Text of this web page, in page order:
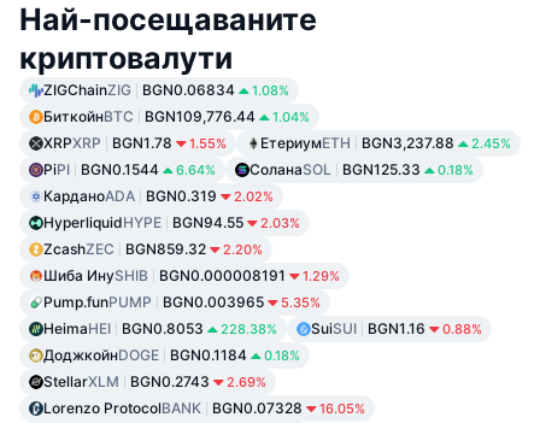
Най-посещаваните
криптовалути
ZIGChainZIG BGN0.06834 1.08%
БиткойнBTC BGN109,776.44 1.04%
XRPXRP BGN1.78 1.55% ЕтериумETH BGN3,237.88 2.45%
PiPI BGN0.1544 6.64% СоланаSOL BGN125.33 0.18%
КарданоADA BGN0.319 2.02%
HyperliquidHYPE BGN94.55 2.03%
ZcashZEC BGN859.32 2.20%
Шиба ИнуSHIB BGN0.000008191 1.29%
Pump.funPUMP BGN0.003965 5.35%
HeimaHEI BGN0.8053 228.38% SuiSUI BGN1.16 0.88%
ДоджкойнDOGE BGN0.1184 0.18%
StellarXLM BGN0.2743 2.69%
Lorenzo ProtocolBANK BGN0.07328 16.05%